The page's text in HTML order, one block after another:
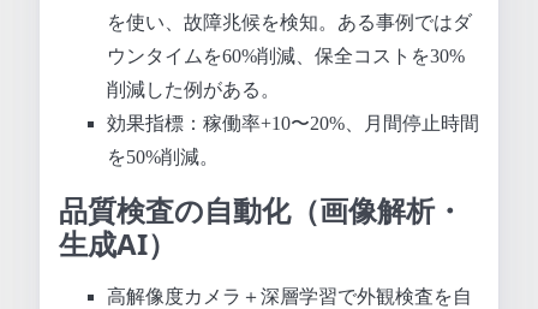
を使い、故障兆候を検知。ある事例ではダ
ウンタイムを60%削減、保全コストを30%
削減した例がある。
効果指標：稼働率+10〜20%、月間停止時間
を50%削減。
品質検査の自動化（画像解析・
生成AI）
高解像度カメラ＋深層学習で外観検査を自